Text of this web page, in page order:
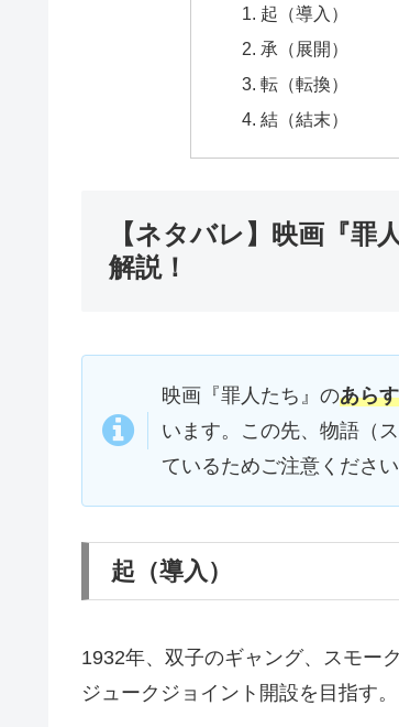
起（導入）
承（展開）
転（転換）
結（結末）
【ネタバレ】映画『
解説！
映画『罪人たち』のあら
います。この先、物語（
ているためご注意ください
起（導入）
1932年、双子のギャング、スモー
ジュークジョイント開設を目指す。